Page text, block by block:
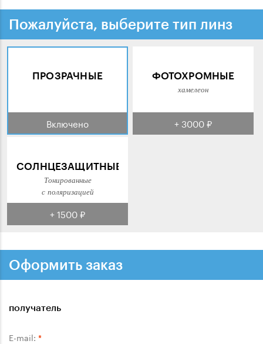
Пожалуйста, выберите тип линз
ПРОЗРАЧНЫЕ
Включено
ФОТОХРОМНЫЕ
хамелеон
+ 3000 ₽
СОЛНЦЕЗАЩИТНЫЕ
Тонированные
с поляризацией
+ 1500 ₽
Оформить заказ
получатель
E-mail: *